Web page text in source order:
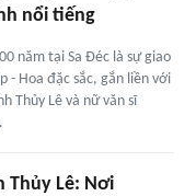
nổi tiếng
năm tại Sa Đéc là sự giao
- Hoa đặc sắc, gắn liền với
Thủy Lê và nữ văn sĩ
Thủy Lê: Nơi